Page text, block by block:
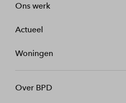
Ons werk
Actueel
Woningen
Over BPD